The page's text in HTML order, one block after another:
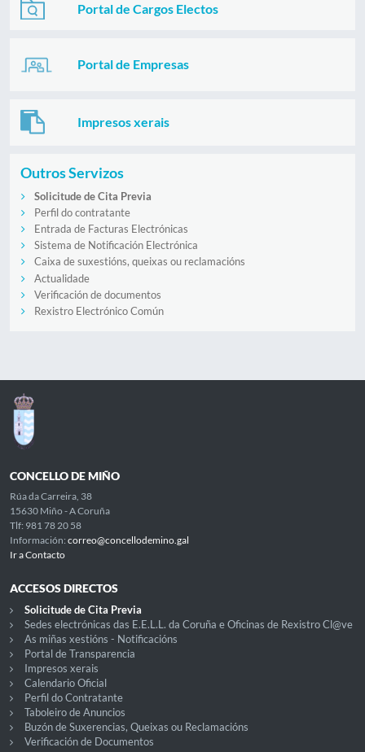
Portal de Cargos Electos
Portal de Empresas
Impresos xerais
Outros Servizos
Solicitude de Cita Previa
Perfil do contratante
Entrada de Facturas Electrónicas
Sistema de Notificación Electrónica
Caixa de suxestións, queixas ou reclamacións
Actualidade
Verificación de documentos
Rexistro Electrónico Común
CONCELLO DE MIÑO
Rúa da Carreira, 38
15630 Miño - A Coruña
Tlf: 981 78 20 58
Información: correo@concellodemino.gal
Ir a Contacto
ACCESOS DIRECTOS
Solicitude de Cita Previa
Sedes electrónicas das E.E.L.L. da Coruña e Oficinas de Rexistro Cl@ve
As miñas xestións - Notificacións
Portal de Transparencia
Impresos xerais
Calendario Oficial
Perfil do Contratante
Taboleiro de Anuncios
Buzón de Suxerencias, Queixas ou Reclamacións
Verificación de Documentos